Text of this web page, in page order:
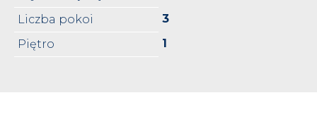
Liczba pokoi
3
Piętro
1